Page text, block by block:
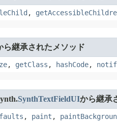
,
ら継承されたメソッド
, getClass , hashCode,
SynthTextFieldUIから継承
, paint ,